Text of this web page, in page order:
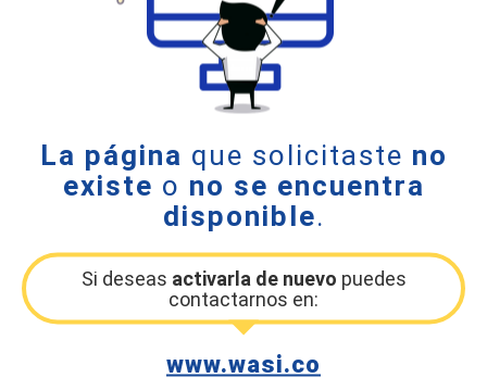
La página que solicitaste no
existe o no se encuentra
disponible.
Si deseas activarla de nuevo puedes
contactarnos en:
www.wasi.co